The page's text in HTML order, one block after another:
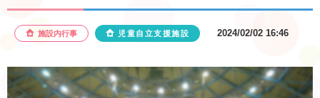
施設内行事 児童自立支援施設 2024/02/02 16:46